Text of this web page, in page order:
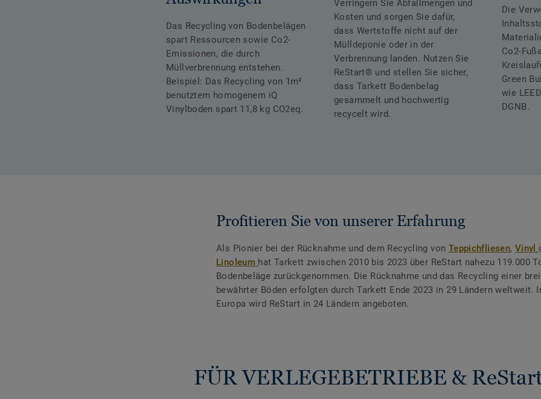
Das Recycling von Bodenbelägen
spart Ressourcen sowie Co2-
Emissionen, die durch
Müllverbrennung entstehen.
Beispiel: Das Recycling von 1m²
benutztem homogenem iQ
Vinylboden spart 11,8 kg CO2eq.
Verringern Sie Abfallmengen und
Kosten und sorgen Sie dafür,
dass Wertstoffe nicht auf der
Mülldeponie oder in der
Verbrennung landen. Nutzen Sie
ReStart® und stellen Sie sicher,
dass Tarkett Bodenbelag
gesammelt und hochwertig
recycelt wird.
Die
Co2-
Green
wie
DGNB.
Profitieren Sie von unserer Erfahrung
Als Pionier bei der Rücknahme und dem Recycling von Teppichfliesen, Vinyl
Linoleum hat Tarkett zwischen 2010 bis 2023 über ReStart nahezu 119.000
Bodenbeläge zurückgenommen. Die Rücknahme und das Recycling einer
bewährter Böden erfolgten durch Tarkett Ende 2023 in 29 Ländern weltweit.
Europa wird ReStart in 24 Ländern angeboten.
FÜR VERLEGEBETRIEBE &